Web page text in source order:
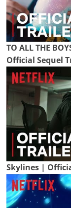
TO ALL THE
Official Sequel
Skylines |